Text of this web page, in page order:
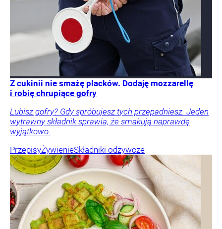
Z cukinii nie smażę placków. Dodaję mozzarellę
i robię chrupiące gofry
Lubisz gofry? Gdy spróbujesz tych przepadniesz. Jeden
wytrawny składnik sprawia, że smakują naprawdę
wyjątkowo.
PrzepisyŻywienieSkładniki odżywcze